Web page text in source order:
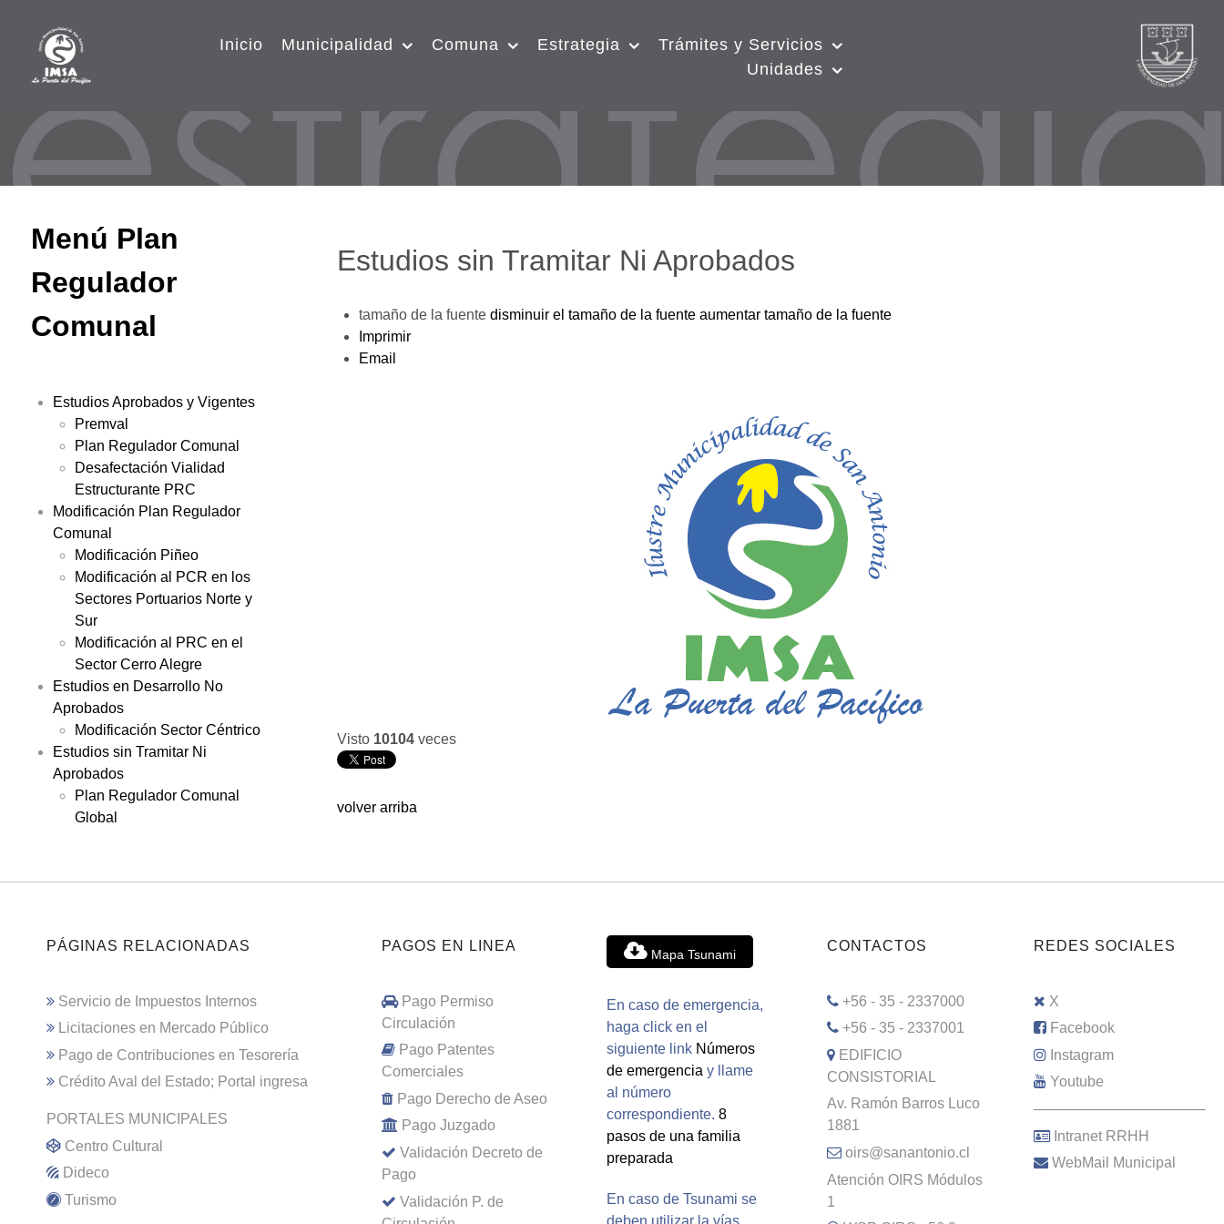
Inicio Municipalidad Comuna Estrategia
Trámites y Servicios
Unidades
Menú Plan
Regulador
Comunal
Estudios Aprobados y Vigentes
Premval
Plan Regulador Comunal
Desafectación Vialidad
Estructurante PRC
Modificación Plan Regulador
Comunal
Modificación Piñeo
Modificación al PCR en los
Sectores Portuarios Norte y
Sur
Modificación al PRC en el
Sector Cerro Alegre
Estudios en Desarrollo No
Aprobados
Modificación Sector Céntrico
Estudios sin Tramitar Ni
Aprobados
Plan Regulador Comunal
Global
Estudios sin Tramitar Ni Aprobados
tamaño de la fuente disminuir el tamaño de la fuente aumentar tamaño de la fuente
Imprimir
Email
Visto 10104 veces
volver arriba
PÁGINAS RELACIONADAS
Servicio de Impuestos Internos
Licitaciones en Mercado Público
Pago de Contribuciones en Tesorería
Crédito Aval del Estado; Portal ingresa
PORTALES MUNICIPALES
Centro Cultural
Dideco
Turismo
PAGOS EN LINEA
Pago Permiso
Circulación
Pago Patentes
Comerciales
Pago Derecho de Aseo
Pago Juzgado
Validación Decreto de
Pago
Validación P. de
Mapa Tsunami
En caso de emergencia,
haga click en el
siguiente link Números
de emergencia y llame
al número
correspondiente. 8
pasos de una familia
preparada
En caso de Tsunami se
deben utilizar la vías
CONTACTOS
+56 - 35 - 2337000
+56 - 35 - 2337001
EDIFICIO
CONSISTORIAL
Av. Ramón Barros Luco
1881
oirs@sanantonio.cl
Atención OIRS Módulos
1
REDES SOCIALES
X
Facebook
Instagram
Youtube
–––––––––––––––––––––
Intranet RRHH
WebMail Municipal